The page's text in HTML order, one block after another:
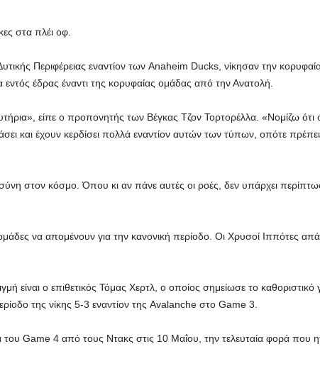
στα πλέι οφ.
Περιφέρειας εναντίον των Anaheim Ducks, νίκησαν την
έδρας έναντι της κορυφαίας ομάδας από την Ανατολή.
είπε ο προπονητής των Βέγκας Τζον Τορτορέλλα. «Νομίζω ότι
και έχουν κερδίσει πολλά εναντίον αυτών των τύπων, οπότε
στον κόσμο. Όπου κι αν πάνε αυτές οι ροές, δεν υπάρχει
να απομένουν για την κανονική περίοδο. Οι Χρυσοί Ιππότες
είναι ο επιθετικός Τόμας Χερτλ, ο οποίος σημείωσε το καθοριστικό
της νίκης 5-3 εναντίον της Avalanche στο Game 3.
Game 4 από τους Ντακς στις 10 Μαΐου, την τελευταία φορά που